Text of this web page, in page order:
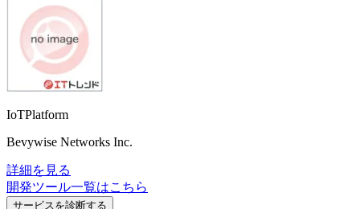
IoTPlatform
Bevywise Networks Inc.
詳細を見る
開発ツール一覧はこちら
サービスを診断する